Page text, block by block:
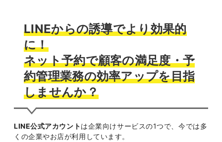
LINEからの誘導でより効果的
に！
ネット予約で顧客の満足度・予
約管理業務の効率アップを目指
しませんか？
LINE公式アカウントは企業向けサービスの1つで、今では多
くの企業やお店が利用しています。